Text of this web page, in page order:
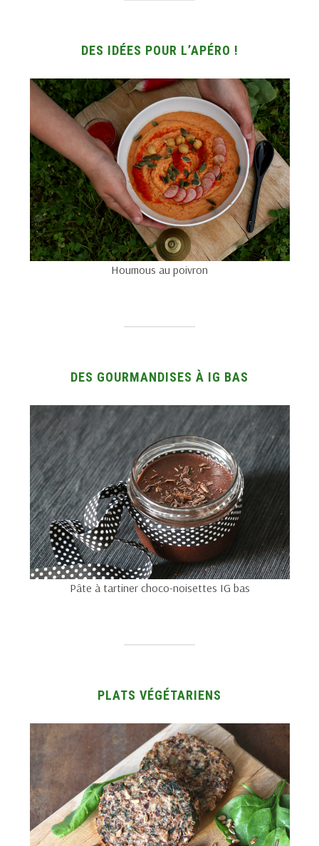
DES IDÉES POUR L’APÉRO !
Houmous au poivron
DES GOURMANDISES À IG BAS
Pâte à tartiner choco-noisettes IG bas
PLATS VÉGÉTARIENS